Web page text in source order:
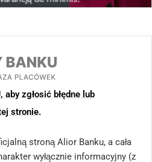
zgłosić błędne lub
stronie.
stroną Alior Banku, a cała
wyłącznie informacyjny (z